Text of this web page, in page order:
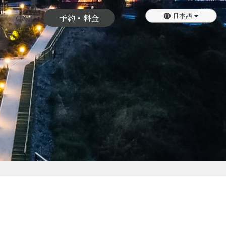
Q&A 予約・料金 日本語
English